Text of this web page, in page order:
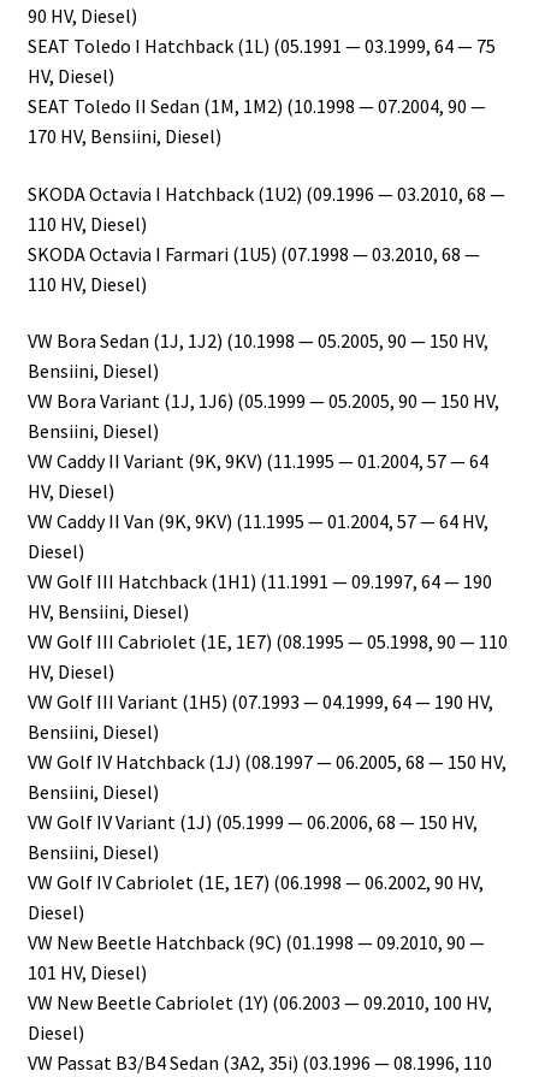
90 HV, Diesel)
SEAT Toledo I Hatchback (1L) (05.1991 — 03.1999, 64 — 75
HV, Diesel)
SEAT Toledo II Sedan (1M, 1M2) (10.1998 — 07.2004, 90 —
170 HV, Bensiini, Diesel)
SKODA Octavia I Hatchback (1U2) (09.1996 — 03.2010, 68 —
110 HV, Diesel)
SKODA Octavia I Farmari (1U5) (07.1998 — 03.2010, 68 —
110 HV, Diesel)
VW Bora Sedan (1J, 1J2) (10.1998 — 05.2005, 90 — 150 HV,
Bensiini, Diesel)
VW Bora Variant (1J, 1J6) (05.1999 — 05.2005, 90 — 150 HV,
Bensiini, Diesel)
VW Caddy II Variant (9K, 9KV) (11.1995 — 01.2004, 57 — 64
HV, Diesel)
VW Caddy II Van (9K, 9KV) (11.1995 — 01.2004, 57 — 64 HV,
Diesel)
VW Golf III Hatchback (1H1) (11.1991 — 09.1997, 64 — 190
HV, Bensiini, Diesel)
VW Golf III Cabriolet (1E, 1E7) (08.1995 — 05.1998, 90 — 110
HV, Diesel)
VW Golf III Variant (1H5) (07.1993 — 04.1999, 64 — 190 HV,
Bensiini, Diesel)
VW Golf IV Hatchback (1J) (08.1997 — 06.2005, 68 — 150 HV,
Bensiini, Diesel)
VW Golf IV Variant (1J) (05.1999 — 06.2006, 68 — 150 HV,
Bensiini, Diesel)
VW Golf IV Cabriolet (1E, 1E7) (06.1998 — 06.2002, 90 HV,
Diesel)
VW New Beetle Hatchback (9C) (01.1998 — 09.2010, 90 —
101 HV, Diesel)
VW New Beetle Cabriolet (1Y) (06.2003 — 09.2010, 100 HV,
Diesel)
VW Passat B3/B4 Sedan (3A2, 35i) (03.1996 — 08.1996, 110